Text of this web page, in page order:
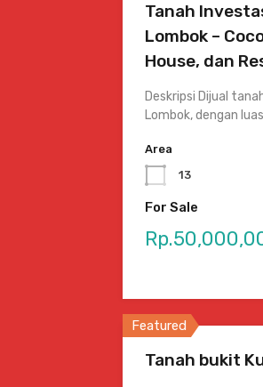
Tanah
Lombok –
House, dan
Deskripsi Dijual
Lombok, dengan
Area
13
For Sale
Featured
Tanah bukit